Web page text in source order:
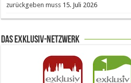
zurückgeben muss 15. Juli 2026
Das Exklusiv-Netzwerk